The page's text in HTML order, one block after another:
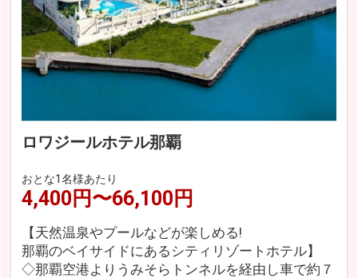
ロワジールホテル那覇
おとな1名様あたり
4,400円〜66,100円
【天然温泉やプールなどが楽しめる!
那覇のベイサイドにあるシティリゾートホテル】
◇那覇空港よりうみそらトンネルを経由し車で約７